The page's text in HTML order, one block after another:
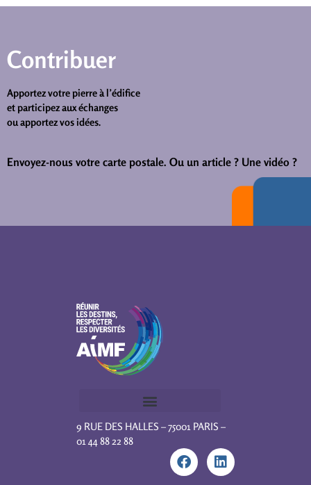
Contribuer
Apportez votre pierre à l’édifice
et participez aux échanges
ou apportez vos idées.
Envoyez-nous votre carte postale. Ou un article ? Une vidéo ?
9 RUE DES HALLES – 75001 PARIS –
01 44 88 22 88